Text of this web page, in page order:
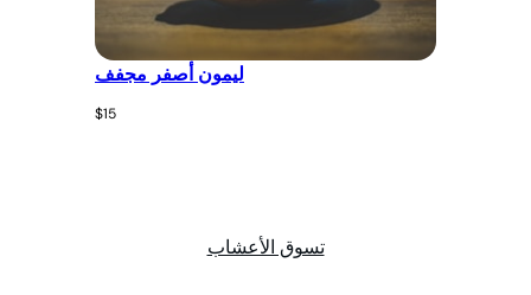
ليمون أصفر مجفف
$15
تسوق الأعشاب